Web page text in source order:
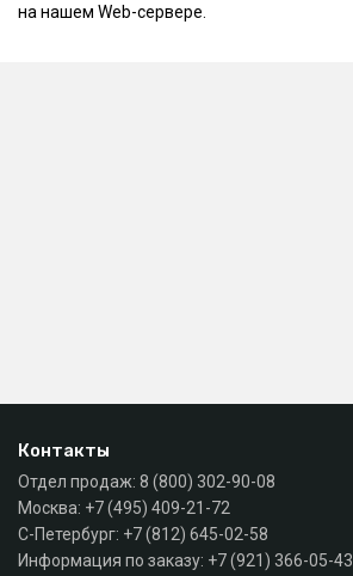
на нашем Web-сервере.
Контакты
Отдел продаж: 8 (800) 302-90-08
Москва: +7 (495) 409-21-72
С-Петербург: +7 (812) 645-02-58
Информация по заказу: +7 (921) 366-05-43